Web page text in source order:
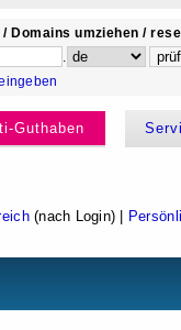
Domains umziehen /
.
Guthaben
(nach Login) |